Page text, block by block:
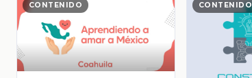
CONTENIDO CONTENIDO